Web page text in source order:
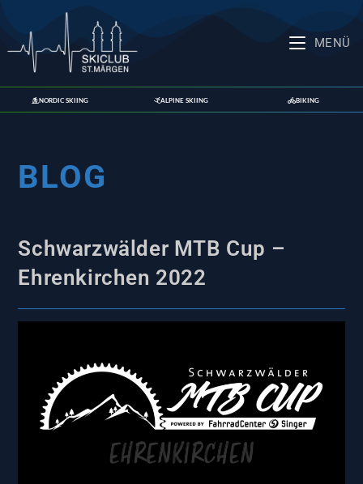
MENÜ
NORDIC SKIING ALPINE SKIING BIKING
BLOG
Schwarzwälder MTB Cup –
Ehrenkirchen 2022